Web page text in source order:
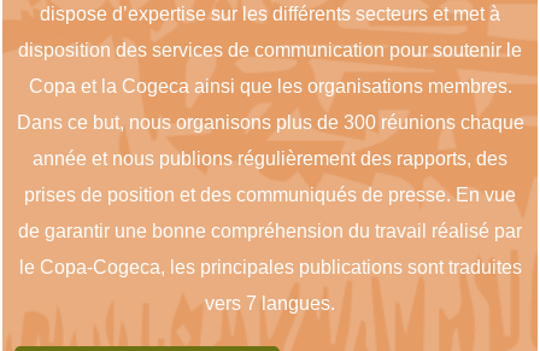
dispose d’expertise sur les différents secteurs et met à
disposition des services de communication pour soutenir le
Copa et la Cogeca ainsi que les organisations membres.
Dans ce but, nous organisons plus de 300 réunions chaque
année et nous publions régulièrement des rapports, des
prises de position et des communiqués de presse. En vue
de garantir une bonne compréhension du travail réalisé par
le Copa-Cogeca, les principales publications sont traduites
vers 7 langues.